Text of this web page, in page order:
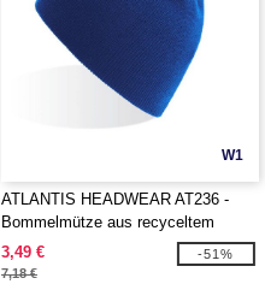
W1
ATLANTIS HEADWEAR AT236 -
Bommelmütze aus recyceltem
Polyester
3,49 €
7,18 €
-51%